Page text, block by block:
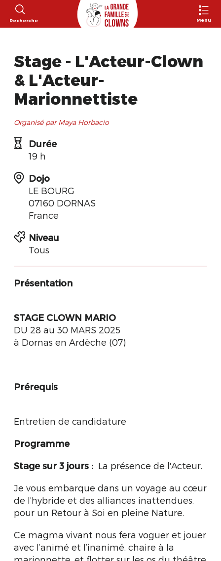
Recherche Menu
Stage - L'Acteur-Clown
& L'Acteur-
Marionnettiste
Organisé par Maya Horbacio
Durée
19 h
Dojo
LE BOURG
07160 DORNAS
France
Niveau
Tous
Présentation
STAGE CLOWN MARIO
DU 28 au 30 MARS 2025
à Dornas en Ardèche (07)
Prérequis
Entretien de candidature
Programme
Stage sur 3 jours : La présence de l'Acteur.
Je vous embarque dans un voyage au cœur
de l’hybride et des alliances inattendues,
pour un Retour à Soi en pleine Nature.
Ce magma vivant nous fera voguer et jouer
avec l’animé et l’inanimé, chaire à la